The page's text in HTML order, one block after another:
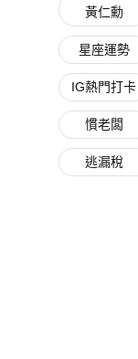
黃仁勳
星座運勢
IG熱門打卡
慣老闆
逃漏稅